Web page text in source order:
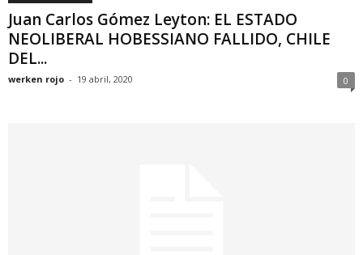
Juan Carlos Gómez Leyton: EL ESTADO
NEOLIBERAL HOBESSIANO FALLIDO, CHILE
DEL...
werken rojo - 19 abril, 2020 0